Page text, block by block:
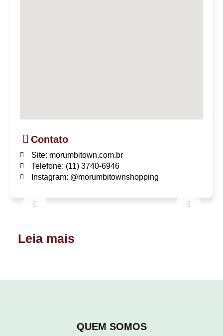
Contato
Site: morumbitown.com.br
Telefone: (11) 3740-6946
Instagram: @morumbitownshopping
Leia mais
QUEM SOMOS